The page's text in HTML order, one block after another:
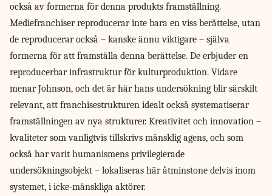
också av formerna för denna produkts framställning.
Mediefranchiser reproducerar inte bara en viss berättelse, utan
de reproducerar också – kanske ännu viktigare – själva
formerna för att framställa denna berättelse. De erbjuder en
reproducerbar infrastruktur för kulturproduktion. Vidare
menar Johnson, och det är här hans undersökning blir särskilt
relevant, att franchisestrukturen idealt också systematiserar
framställningen av nya strukturer. Kreativitet och innovation –
kvaliteter som vanligtvis tillskrivs mänsklig agens, och som
också har varit humanismens privilegierade
undersökningsobjekt – lokaliseras här åtminstone delvis inom
systemet, i icke-mänskliga aktörer.